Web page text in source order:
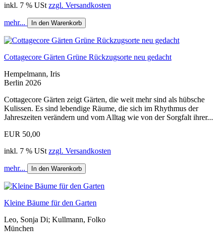
inkl. 7 % USt zzgl. Versandkosten
mehr... In den Warenkorb
Cottagecore Gärten Grüne Rückzugsorte neu gedacht
Hempelmann, Iris
Berlin 2026
Cottagecore Gärten zeigt Gärten, die weit mehr sind als hübsche
Kulissen. Es sind lebendige Räume, die sich im Rhythmus der
Jahreszeiten verändern und vom Alltag wie von der Sorgfalt ihrer...
EUR 50,00
inkl. 7 % USt zzgl. Versandkosten
mehr... In den Warenkorb
Kleine Bäume für den Garten
Leo, Sonja Di; Kullmann, Folko
München